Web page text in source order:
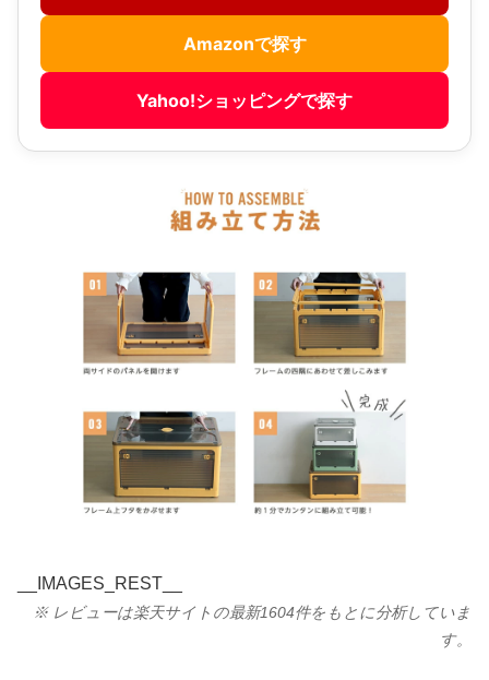
Amazonで探す
Yahoo!ショッピングで探す
__IMAGES_REST__
※ レビューは楽天サイトの最新1604件をもとに分析していま
す。